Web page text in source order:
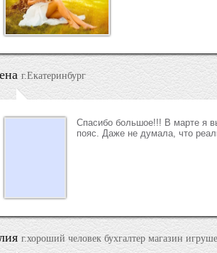
г.Екатеринбург
Спасибо большое!!! В марте я
пояс. Даже не думала, что
г.хороший человек бухгалтер магазин